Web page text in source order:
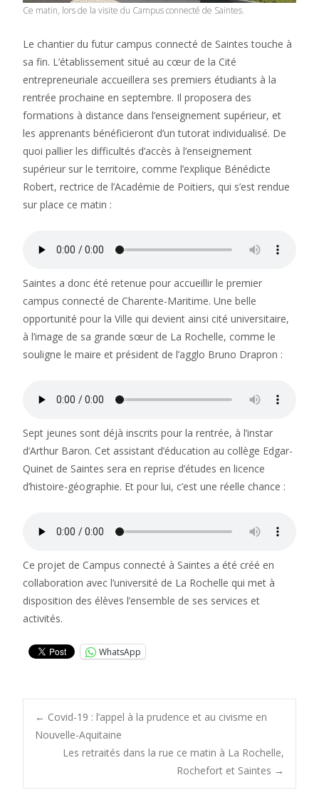
Ce matin, lors de la visite du Campus connecté de Saintes.
Le chantier du futur campus connecté de Saintes touche à
sa fin. L’établissement situé au cœur de la Cité
entrepreneuriale accueillera ses premiers étudiants à la
rentrée prochaine en septembre. Il proposera des
formations à distance dans l’enseignement supérieur, et
les apprenants bénéficieront d’un tutorat individualisé. De
quoi pallier les difficultés d’accès à l’enseignement
supérieur sur le territoire, comme l’explique Bénédicte
Robert, rectrice de l’Académie de Poitiers, qui s’est rendue
sur place ce matin :
Saintes a donc été retenue pour accueillir le premier
campus connecté de Charente-Maritime. Une belle
opportunité pour la Ville qui devient ainsi cité universitaire,
à l’image de sa grande sœur de La Rochelle, comme le
souligne le maire et président de l’agglo Bruno Drapron :
Sept jeunes sont déjà inscrits pour la rentrée, à l’instar
d’Arthur Baron. Cet assistant d’éducation au collège Edgar-
Quinet de Saintes sera en reprise d’études en licence
d’histoire-géographie. Et pour lui, c’est une réelle chance :
Ce projet de Campus connecté à Saintes a été créé en
collaboration avec l’université de La Rochelle qui met à
disposition des élèves l’ensemble de ses services et
activités.
WhatsApp
Post
navigation
← Covid-19 : l’appel à la prudence et au civisme en
Nouvelle-Aquitaine
Les retraités dans la rue ce matin à La Rochelle,
Rochefort et Saintes →